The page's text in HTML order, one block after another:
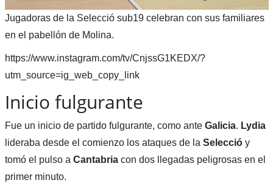
Jugadoras de la Selecció sub19 celebran con sus familiares
en el pabellón de Molina.
https://www.instagram.com/tv/CnjssG1KEDX/?
utm_source=ig_web_copy_link
Inicio fulgurante
Fue un inicio de partido fulgurante, como ante Galicia. Lydia
lideraba desde el comienzo los ataques de la Seleccióy
tomó el pulso a Cantabriacon dos llegadas peligrosas en el
primer minuto.